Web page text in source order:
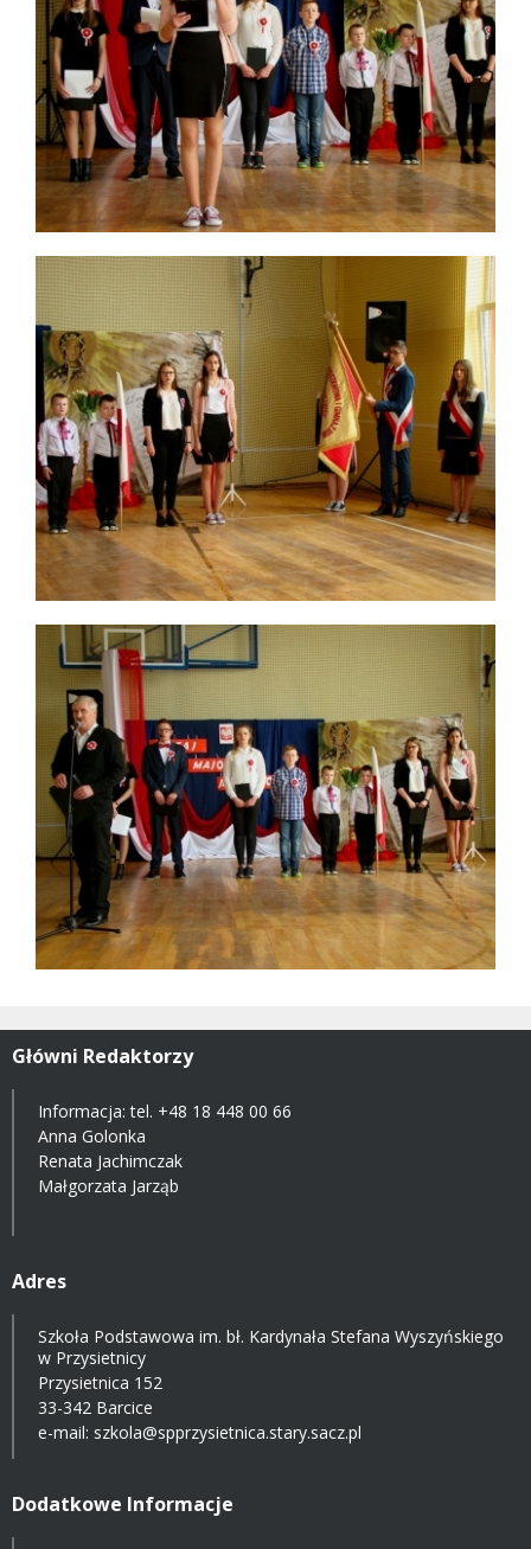
Główni Redaktorzy
Informacja: tel. +48 18 448 00 66
Anna Golonka
Renata Jachimczak
Małgorzata Jarząb
Adres
Szkoła Podstawowa im. bł. Kardynała Stefana Wyszyńskiego
w Przysietnicy
Przysietnica 152
33-342 Barcice
e-mail: szkola@spprzysietnica.stary.sacz.pl
Dodatkowe Informacje